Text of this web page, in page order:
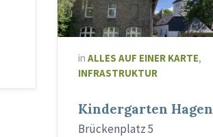
in ALLES AUF EINER KARTE,
INFRASTRUKTUR
Kindergarten Hagen
Brückenplatz 5